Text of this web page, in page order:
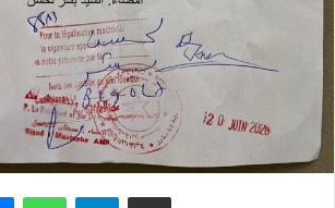
WhatsApp Telegram